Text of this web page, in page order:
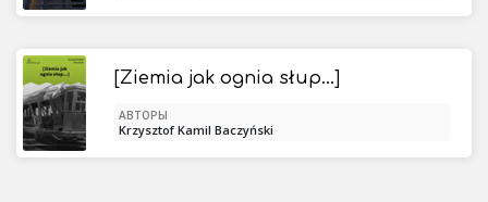
[Ziemia jak ognia słup...]
АВТОРЫ
Krzysztof Kamil Baczyński